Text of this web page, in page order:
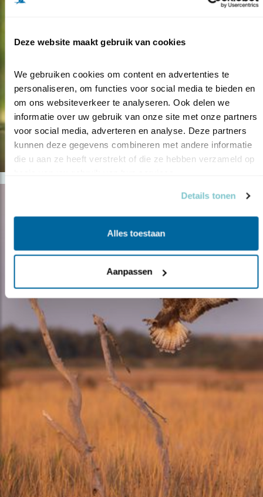
Deze website maakt gebruik van cookies
We gebruiken cookies om content en advertenties te
personaliseren, om functies voor social media te bieden en
om ons websiteverkeer te analyseren. Ook delen we
informatie over uw gebruik van onze site met onze partners
voor social media, adverteren en analyse. Deze partners
kunnen deze gegevens combineren met andere informatie
die u aan ze heeft verstrekt of die ze hebben verzameld op
Details tonen
Alles toestaan
Aanpassen